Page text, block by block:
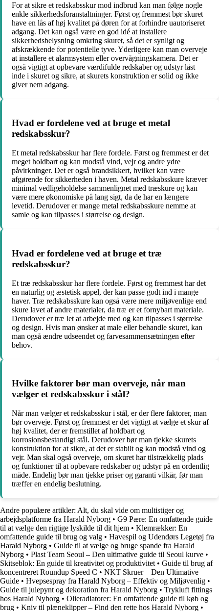
For at sikre et redskabsskur mod indbrud kan man følge nogle
enkle sikkerhedsforanstaltninger. Først og fremmest bør skuret
have en lås af høj kvalitet på døren for at forhindre uautoriseret
adgang. Det kan også være en god idé at installere
sikkerhedsbelysning omkring skuret, så det er synligt og
afskrækkende for potentielle tyve. Yderligere kan man overveje
at installere et alarmsystem eller overvågningskamera. Det er
også vigtigt at opbevare værdifulde redskaber og udstyr låst
inde i skuret og sikre, at skurets konstruktion er solid og ikke
giver nem adgang.
Hvad er fordelene ved at bruge et metal
redskabsskur?
Et metal redskabsskur har flere fordele. Først og fremmest er det
meget holdbart og kan modstå vind, vejr og andre ydre
påvirkninger. Det er også brandsikkert, hvilket kan være
afgørende for sikkerheden i haven. Metal redskabsskure kræver
minimal vedligeholdelse sammenlignet med træskure og kan
være mere økonomiske på lang sigt, da de har en længere
levetid. Derudover er mange metal redskabsskure nemme at
samle og kan tilpasses i størrelse og design.
Hvad er fordelene ved at bruge et træ
redskabsskur?
Et træ redskabsskur har flere fordele. Først og fremmest har det
en naturlig og æstetisk appel, der kan passe godt ind i mange
haver. Træ redskabsskure kan også være mere miljøvenlige end
skure lavet af andre materialer, da træ er et fornybart materiale.
Derudover er træ let at arbejde med og kan tilpasses i størrelse
og design. Hvis man ønsker at male eller behandle skuret, kan
man også ændre udseendet og farvesammensætningen efter
behov.
Hvilke faktorer bør man overveje, når man
vælger et redskabsskur i stål?
Når man vælger et redskabsskur i stål, er der flere faktorer, man
bør overveje. Først og fremmest er det vigtigt at vælge et skur af
høj kvalitet, der er fremstillet af holdbart og
korrosionsbestandigt stål. Derudover bør man tjekke skurets
konstruktion for at sikre, at det er stabilt og kan modstå vind og
vejr. Man skal også overveje, om skuret har tilstrækkelig plads
og funktioner til at opbevare redskaber og udstyr på en ordentlig
måde. Endelig bør man tjekke priser og garanti vilkår, før man
træffer en endelig beslutning.
Andre populære artikler: Alt, du skal vide om multistiger og
arbejdsplatforme fra Harald Nyborg • G9 Pære: En omfattende guide
til at vælge den rigtige lyskilde til dit hjem • Klemrækker: En
omfattende guide til brug og valg • Havespil og Udendørs Legetøj fra
Harald Nyborg • Guide til at vælge og bruge spande fra Harald
Nyborg • Plast Team Seoul – Den ultimative guide til Seoul kurve •
Skitseblok: En guide til kreativitet og produktivitet • Guide til brug af
koncentreret Roundup Speed C • NKT Skruer – Den Ultimative
Guide • Hvepsespray fra Harald Nyborg – Effektiv og Miljøvenlig •
Guide til julepynt og dekoration fra Harald Nyborg • Trykluft fittings
hos Harald Nyborg • Olieradiatorer: En omfattende guide til køb og
brug • Kniv til plæneklipper – Find den rette hos Harald Nyborg •